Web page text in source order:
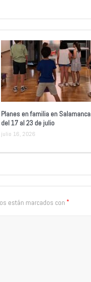
Planes en familia en Salamanca
del 17 al 23 de julio
julio 16, 2026
están marcados con *